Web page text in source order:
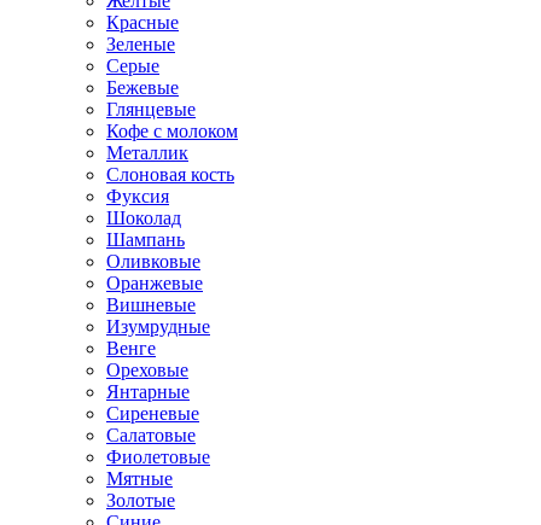
Красные
Зеленые
Серые
Бежевые
Глянцевые
Кофе с молоком
Металлик
Слоновая кость
Фуксия
Шоколад
Шампань
Оливковые
Оранжевые
Вишневые
Изумрудные
Венге
Ореховые
Янтарные
Сиреневые
Салатовые
Фиолетовые
Мятные
Золотые